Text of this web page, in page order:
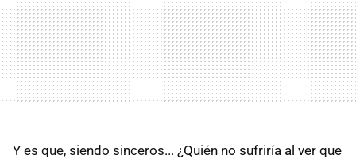
Y es que, siendo sinceros... ¿Quién no sufriría al ver que